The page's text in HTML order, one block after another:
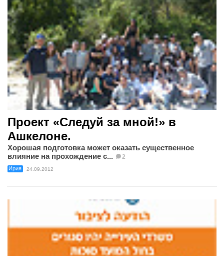
Проект «Следуй за мной!» в
Ашкелоне.
Хорошая подготовка может оказать существенное
влияние на прохождение с...
2
Ирия 24.09.2012